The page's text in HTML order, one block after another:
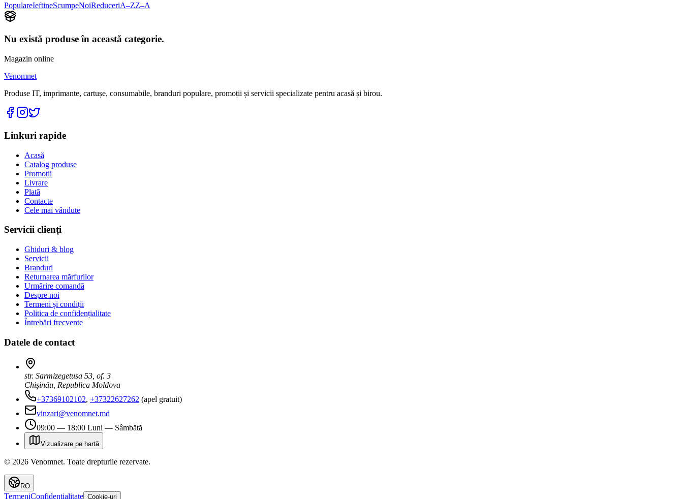
PopulareIeftineScumpeNoiReduceriA–ZZ–A
Nu există produse în această categorie.
Magazin online
Venomnet
Produse IT, imprimante, cartușe, consumabile, branduri populare, promoții și servicii specializate pentru acasă și birou.
Linkuri rapide
Acasă
Catalog produse
Promoții
Livrare
Plată
Contacte
Cele mai vândute
Servicii clienți
Ghiduri & blog
Servicii
Branduri
Returnarea mărfurilor
Urmărire comandă
Despre noi
Termeni și condiții
Politica de confidențialitate
Întrebări frecvente
Datele de contact
str. Sarmizegetusa 53, of. 3
Chișinău, Republica Moldova
+37369102102, +37322627262 (apel gratuit)
vinzari@venomnet.md
09:00 — 18:00 Luni — Sâmbătă
Vizualizare pe hartă
© 2026 Venomnet. Toate drepturile rezervate.
RO
TermeniConfidențialitate Cookie-uri